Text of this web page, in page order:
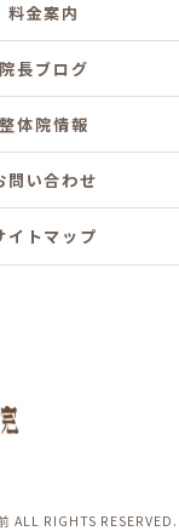
料金案内
院長ブログ
整体院情報
問い合わせ
イトマップ
RIGHTS RESERVED.